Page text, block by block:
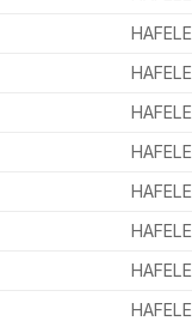
HAFELE
HAFELE
HAFELE
HAFELE
HAFELE
HAFELE
HAFELE
HAFELE